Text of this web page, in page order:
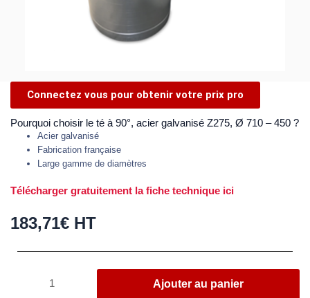
Connectez vous pour obtenir votre prix pro
Pourquoi choisir le té à 90°, acier galvanisé Z275, Ø 710 – 450 ?
Acier galvanisé
Fabrication française
Large gamme de diamètres
Télécharger gratuitement la fiche technique ici
183,71€ HT
Ajouter au panier